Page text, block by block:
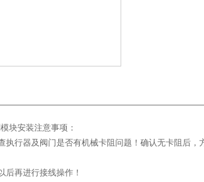
块安装注意事项：
行器及阀门是否有机械卡阻问题！确认无卡阻后，
再进行接线操作！